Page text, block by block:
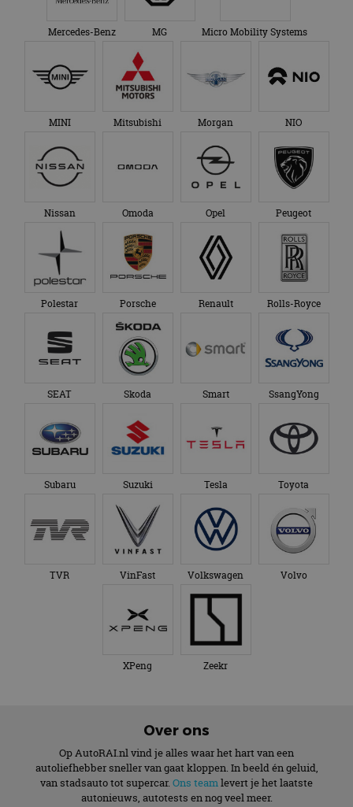
Mercedes-Benz MG Micro Mobility Systems
MINI Mitsubishi Morgan NIO
Nissan Omoda Opel Peugeot
Polestar Porsche Renault Rolls-Royce
SEAT Skoda Smart SsangYong
Subaru Suzuki Tesla Toyota
TVR VinFast Volkswagen Volvo
XPeng Zeekr
Over ons
Op AutoRAI.nl vind je alles waar het hart van een
autoliefhebber sneller van gaat kloppen. In beeld én geluid,
van stadsauto tot supercar. Ons teamlevert je het laatste
autonieuws, autotests en nog veel meer.